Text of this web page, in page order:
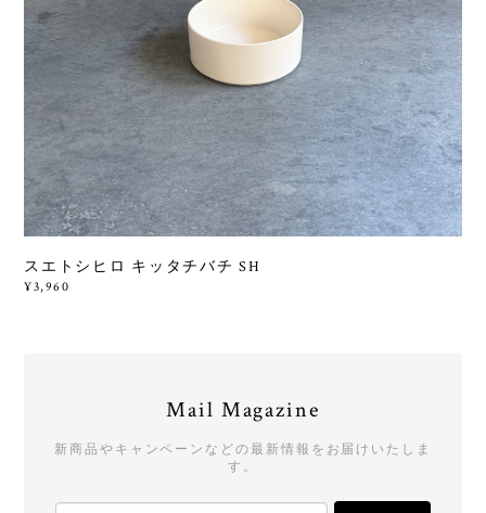
スエトシヒロ キッタチバチ SH
¥3,960
Mail Magazine
新商品やキャンペーンなどの最新情報をお届けいたしま
す。